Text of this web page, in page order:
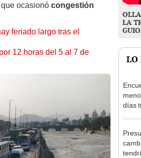
ocasionó congestión
feriado largo tras el
12 horas del 5 al 7 de
LA
LO
días